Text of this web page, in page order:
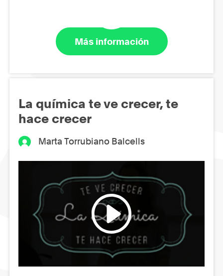
Más información
La química te ve crecer, te
hace crecer
Marta Torrubiano Balcells